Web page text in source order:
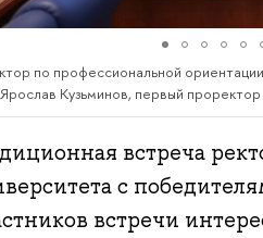
по профессиональной
Кузьминов, первый
встреча
с
встречи